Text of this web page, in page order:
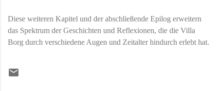
Diese weiteren Kapitel und der abschließende Epilog erweitern
das Spektrum der Geschichten und Reflexionen, die die Villa
Borg durch verschiedene Augen und Zeitalter hindurch erlebt hat.